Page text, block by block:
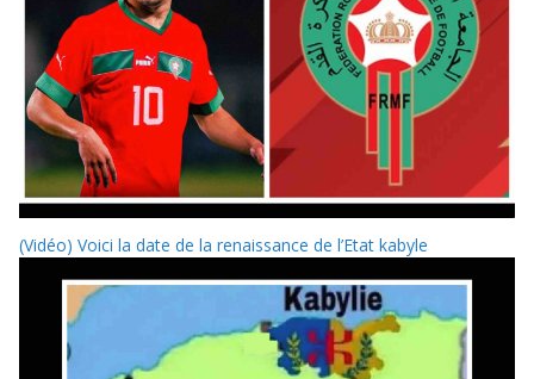
(Vidéo) Voici la date de la renaissance de l’Etat kabyle